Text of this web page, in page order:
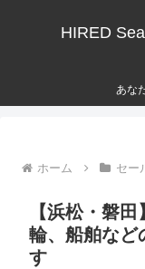
HIRED
あな
ホーム セー
【浜松・磐
輪、船舶など
す